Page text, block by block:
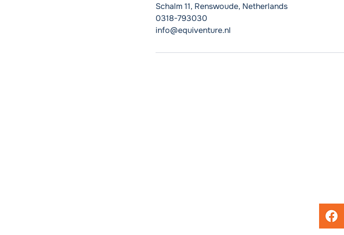
Schalm 11, Renswoude, Netherlands
0318-793030
info@equiventure.nl